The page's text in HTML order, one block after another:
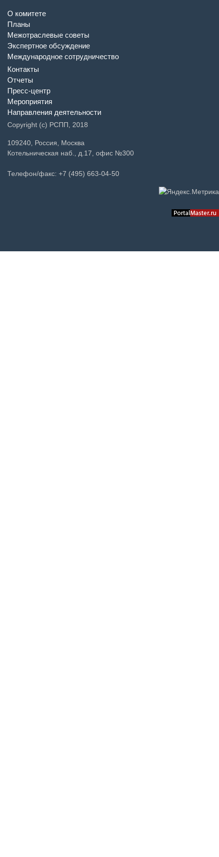
О комитете
Планы
Межотраслевые советы
Экспертное обсуждение
Международное сотрудничество
Контакты
Отчеты
Пресс-центр
Мероприятия
Направления деятельности
109240, Россия, Москва